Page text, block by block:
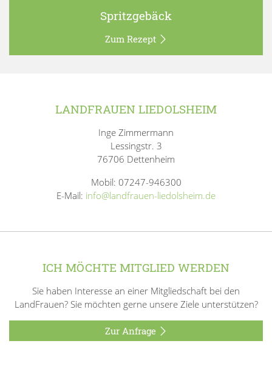
Spritzgebäck
Zum Rezept
LANDFRAUEN LIEDOLSHEIM
Inge Zimmermann
Lessingstr. 3
76706 Dettenheim
Mobil: 07247-946300
E-Mail: info@landfrauen-liedolsheim.de
ICH MÖCHTE MITGLIED WERDEN
Sie haben Interesse an einer Mitgliedschaft bei den
LandFrauen? Sie möchten gerne unsere Ziele unterstützen?
Zur Anfrage